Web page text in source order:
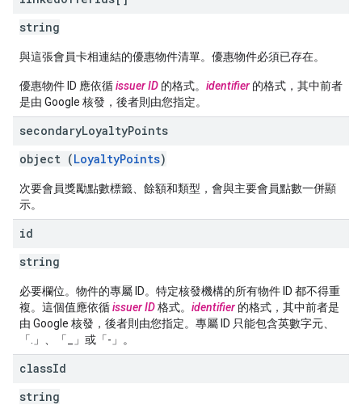
string
與這張會員卡相連結的優惠物件清單。優惠物件必須已存在。
優惠物件 ID 應依循issuer ID 的格式。 identifier 的格式，其中前者
是由 Google 核發，後者則由您指定。
secondaryLoyaltyPoints
object (LoyaltyPoints)
次要會員獎勵點數標籤、餘額和類型，會與主要會員點數一併顯
示。
id
string
必要欄位。物件的專屬 ID。特定核發機構的所有物件 ID 都不得重
複。這個值應依循issuer ID格式。 identifier 的格式，其中前者是
由 Google 核發，後者則由您指定。專屬 ID 只能包含英數字元、
「.」、「_」或「-」。
classId
string